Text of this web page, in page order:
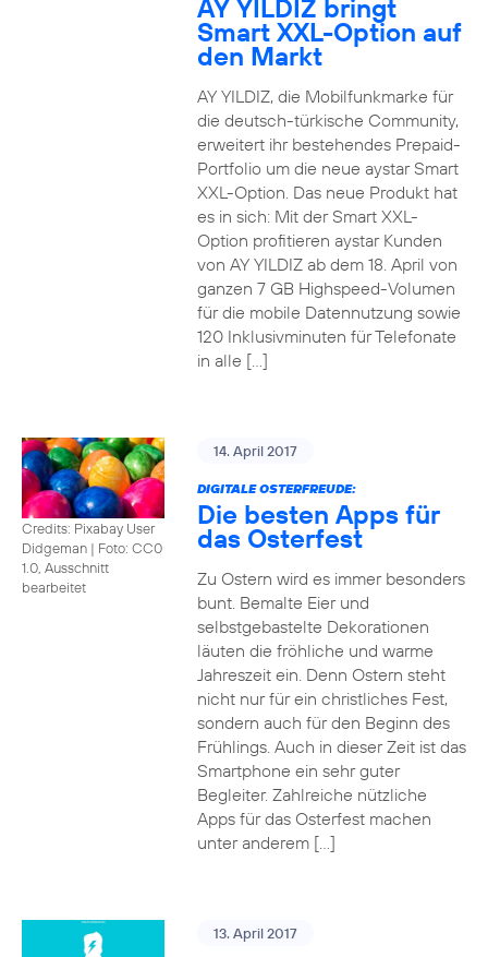
AY YILDIZ bringt
Smart XXL-Option auf
den Markt
AY YILDIZ, die Mobilfunkmarke für
die deutsch-türkische Community,
erweitert ihr bestehendes Prepaid-
Portfolio um die neue aystar Smart
XXL-Option. Das neue Produkt hat
es in sich: Mit der Smart XXL-
Option profitieren aystar Kunden
von AY YILDIZ ab dem 18. April von
ganzen 7 GB Highspeed-Volumen
für die mobile Datennutzung sowie
120 Inklusivminuten für Telefonate
in alle […]
Credits: Pixabay User
Didgeman | Foto: CC0
1.0, Ausschnitt
bearbeitet
14. April 2017
DIGITALE OSTERFREUDE:
Die besten Apps für
das Osterfest
Zu Ostern wird es immer besonders
bunt. Bemalte Eier und
selbstgebastelte Dekorationen
läuten die fröhliche und warme
Jahreszeit ein. Denn Ostern steht
nicht nur für ein christliches Fest,
sondern auch für den Beginn des
Frühlings. Auch in dieser Zeit ist das
Smartphone ein sehr guter
Begleiter. Zahlreiche nützliche
Apps für das Osterfest machen
unter anderem […]
13. April 2017